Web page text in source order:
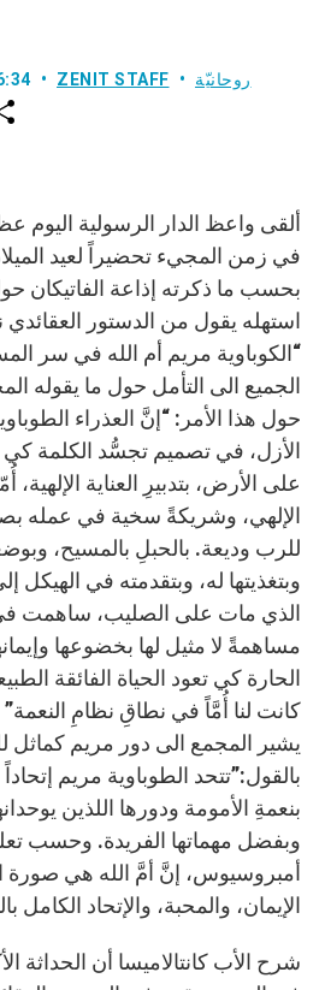
ZENIT STAFF روحانيّة
ألقى واعظ الدار الرسولية اليوم
في زمن المجيء تحضيراً لعيد
بحسب ما ذكرته إذاعة الفاتيكان
استهله يقول من الدستور
“الكوباوية مريم أم الله في سر
الجميع الى التأمل حول ما يقوله
حول هذا الأمر: “إنَّ العذراء
الأزل، في تصميم تجسُّد الكلمة كي
على الأرض، بتدبيرِ العناية الإلهية،
الإلهي، وشريكةً سخية في عمله
للرب وديعة. بالحبلِ بالمسيح،
وبتغذيتها له، وبتقدمته في الهيكل
الذي مات على الصليب، ساهمت
مساهمةً لا مثيل لها بخضوعها
الحارة كي تعود الحياة الفائقة
كانت لنا أُمَّاً في نطاقِ نظامِ النعمة”
يشير المجمع الى دور مريم كماثل
بالقول:”تتحد الطوباوية مريم
بنعمةِ الأمومة ودورها اللذين
وبفضل مهماتها الفريدة. وحسب
أمبروسيوس، إنَّ أمَّ الله هي صورة
الإيمان، والمحبة، والإتحاد الكامل
شرح الأب كانتالاميسا أن الحداثة